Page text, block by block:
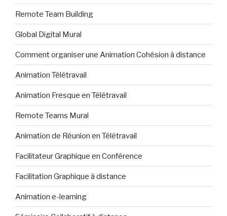
Remote Team Building
Global Digital Mural
Comment organiser une Animation Cohésion à distance
Animation Télétravail
Animation Fresque en Télétravail
Remote Teams Mural
Animation de Réunion en Télétravail
Facilitateur Graphique en Conférence
Facilitation Graphique à distance
Animation e-learning